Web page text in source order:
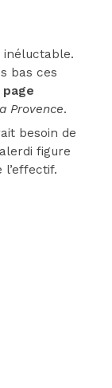
inéluctable.
bas ces
Provence.
besoin de
figure